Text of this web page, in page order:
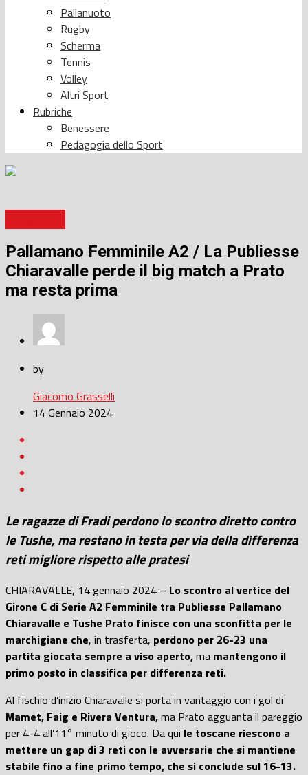
Pallanuoto
Rugby
Scherma
Tennis
Volley
Altri Sport
Rubriche
Benessere
Pedagogia dello Sport
Pallamano Femminile A2 / La Publiesse
Chiaravalle perde il big match a Prato
ma resta prima
by
Giacomo Grasselli
14 Gennaio 2024
Le ragazze di Fradi perdono lo scontro diretto contro
le Tushe, ma restano in testa per via della differenza
reti migliore rispetto alle pratesi
CHIARAVALLE, 14 gennaio 2024 – Lo scontro al vertice del
Girone C di Serie A2 Femminile tra Publiesse Pallamano
Chiaravalle e Tushe Prato finisce con una sconfitta per le
marchigiane che, in trasferta, perdono per 26-23 una
partita giocata sempre a viso aperto,ma mantengono il
primo posto in classifica per differenza reti.
Al fischio d’inizio Chiaravalle si porta in vantaggio con i gol di
Mamet, Faig e Rivera Ventura,ma Prato agguanta il pareggio
per 4-4 all’11° minuto di gioco. Da qui le toscane riescono a
mettere un gap di 3 reti con le avversarie che si mantiene
stabile fino a fine primo tempo, che si conclude sul 16-13.